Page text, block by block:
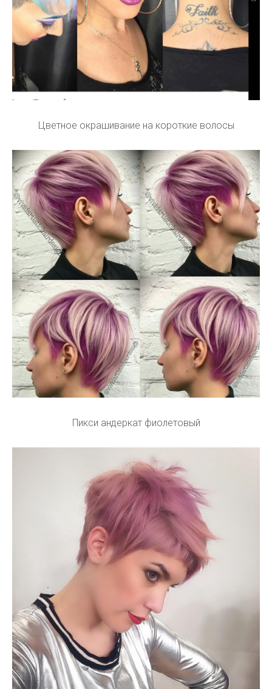
Цветное окрашивание на короткие волосы
Пикси андеркат фиолетовый